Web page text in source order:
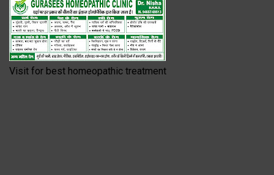
Visit for best homeopathic treatment